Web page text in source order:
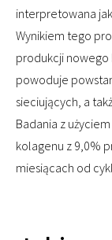
interpretowana
Wynikiem tego
produkcji nowego
powoduje
sieciujących, a
Badania z
kolagenu z 9,0%
miesiącach od